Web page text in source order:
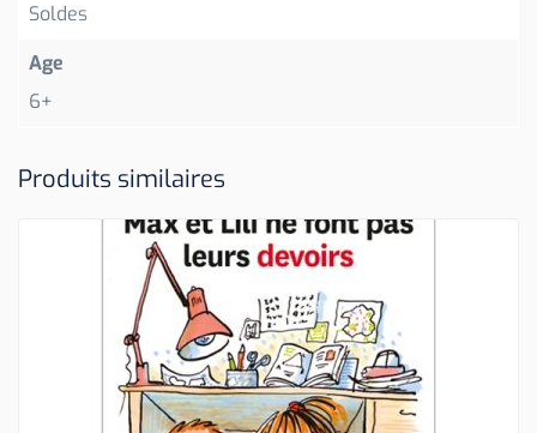
Soldes
Age
6+
Produits similaires